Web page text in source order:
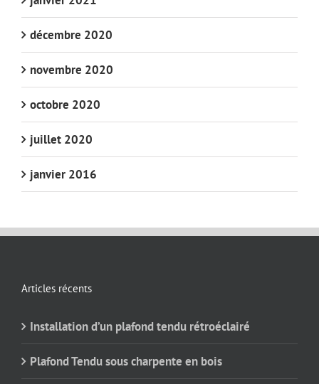
décembre 2020
novembre 2020
octobre 2020
juillet 2020
janvier 2016
Articles récents
Installation d’un plafond tendu rétroéclairé
Plafond Tendu sous charpente en bois